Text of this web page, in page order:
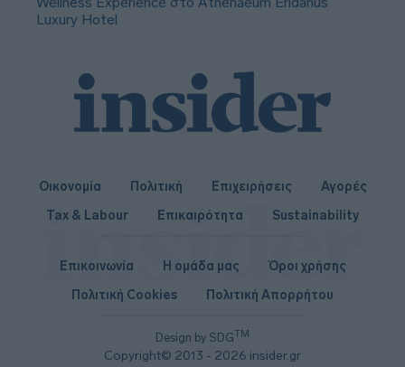
Luxury Hotel
Οικονομία Πολιτική Επιχειρήσεις
Αγορές
Tax & Labour
Επικαιρότητα Sustainability
Design by SDGTM
Copyright© 2013 - 2026 insider.gr
Επικοινωνία Η ομάδα μας
Όροι χρήσης
Πολιτική Cookies
Πολιτική Απορρήτου